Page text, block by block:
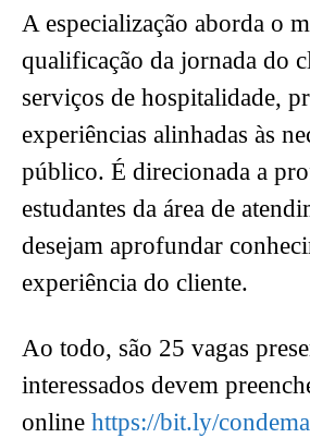
A especialização aborda o
qualificação da jornada do
serviços de hospitalidade,
experiências alinhadas às
público. É direcionada a
estudantes da área de
desejam aprofundar
experiência do cliente.
Ao todo, são 25 vagas
interessados devem
online https://bit.ly/